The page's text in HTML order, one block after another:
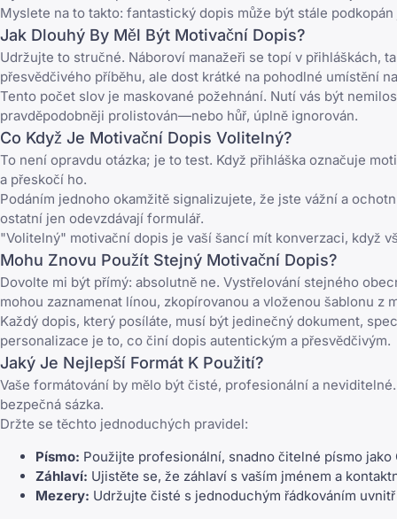
Myslete na to takto: fantastický dopis může být stále
Jak Dlouhý By Měl Být Motivační Dopis?
Udržujte to stručné. Náboroví manažeři se topí v přihláškách,
přesvědčivého příběhu, ale dost krátké na pohodlné umístění
Tento počet slov je maskované požehnání. Nutí vás být
pravděpodobněji prolistován—nebo hůř, úplně ignorován.
Co Když Je Motivační Dopis Volitelný?
To není opravdu otázka; je to test. Když přihláška označuje
a přeskočí ho.
Podáním jednoho okamžitě signalizujete, že jste vážní a
ostatní jen odevzdávají formulář.
"Volitelný" motivační dopis je vaší šancí mít konverzaci, když
Mohu Znovu Použít Stejný Motivační Dopis?
Dovolte mi být přímý: absolutně ne. Vystřelování stejného
mohou zaznamenat línou, zkopírovanou a vloženou šablonu z
Každý dopis, který posíláte, musí být jedinečný dokument,
personalizace je to, co činí dopis autentickým a přesvědčivým.
Jaký Je Nejlepší Formát K Použití?
Vaše formátování by mělo být čisté, profesionální a
bezpečná sázka.
Držte se těchto jednoduchých pravidel:
Písmo: Použijte profesionální, snadno čitelné písmo
Záhlaví: Ujistěte se, že záhlaví s vaším jménem a
Mezery: Udržujte čisté s jednoduchým řádkováním